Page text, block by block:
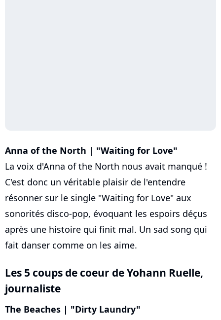
Anna of the North | "Waiting for Love"
La voix d'Anna of the North nous avait manqué !
C'est donc un véritable plaisir de l'entendre
résonner sur le single "Waiting for Love" aux
sonorités disco-pop, évoquant les espoirs déçus
après une histoire qui finit mal. Un sad song qui
fait danser comme on les aime.
Les 5 coups de coeur deYohann Ruelle,
journaliste
The Beaches | "Dirty Laundry"